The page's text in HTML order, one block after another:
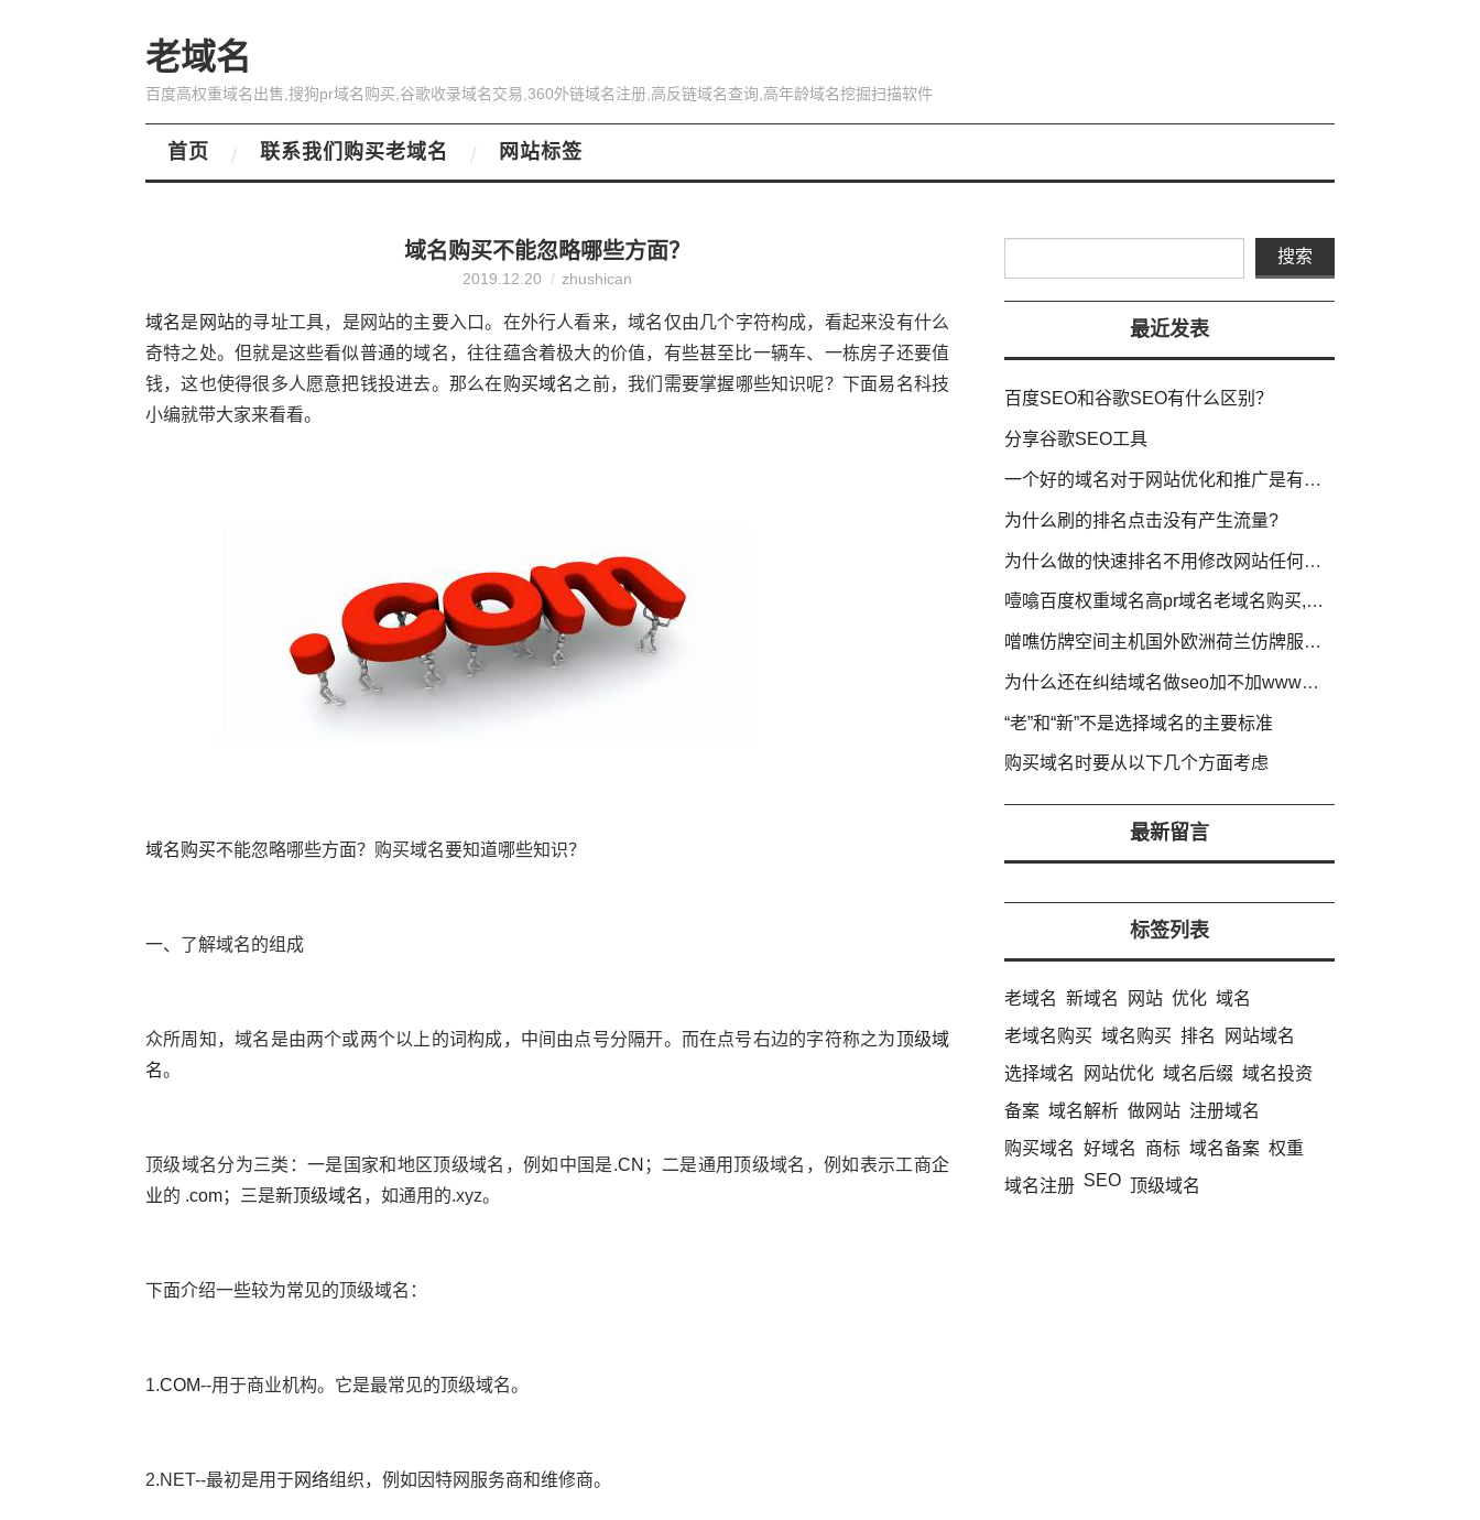
老域名
百度高权重域名出售,搜狗pr域名购买,谷歌收录域名交易,360外链域名注册,高反链域名查询,高年龄域名挖掘扫描软件
首页 联系我们购买老域名 网站标签
域名购买不能忽略哪些方面？
2019.12.20 zhushican
域名是 网站的寻址工具，是网站的主要入口。在外行人看来，域名仅由几个字符构成，看起来没有什么
奇特之处。但就是这些看似普通的域名，往往蕴含着极大的价值，有些甚至比一辆车、一栋房子还要值
钱，这也使得很多人愿意把钱投进去。那么在购买域名之前，我们需要掌握哪些知识呢？下面易名科技
小编就带大家来看看。
域名购买不能忽略哪些方面？购买域名要知道哪些知识？
一、了解域名的组成
众所周知，域名是由两个或两个以上的词构成，中间由点号分隔开。而在点号右边的字符称之为顶级域
名。
顶级域名分为三类：一是国家和地区顶级域名，例如中国是.CN ；二是通用顶级域名，例如表示工商企
业的 .com；三是新顶级域名 ，如通用的.xyz。
下面介绍一些较为常见的顶级域名：
1.COM--用于商业机构。它是最常见的顶级域名。
2.NET--最初是用于网络组织，例如因特网服务商和维修商。
最近发表
百度SEO和谷歌SEO有什么区别？
分享谷歌SEO工具
一个好的域名对于网站优化和推广是有积极影响
为什么刷的排名点击没有产生流量?
为什么做的快速排名不用修改网站任何信息就可以提升排名?
噎噏百度权重域名高pr域名老域名购买,老域名交易,老域名出售,已备案域名,百度搜狗收录域名,外链反链域名
噌噍仿牌空间主机国外欧洲荷兰仿牌服务器美国仿牌vps推荐,外贸抗投诉服务器,免投诉vps,防投诉主机空间
为什么还在纠结域名做seo加不加www呢？
“老”和“新”不是选择域名的主要标准
购买域名时要从以下几个方面考虑
最新留言
标签列表
老域名 新域名 网站 优化 域名
老域名购买 域名购买 排名
网站域名
选择域名
网站优化 域名后缀 域名投资
备案 域名解析 做网站 注册域名
购买域名 好域名 商标 域名备案 权重
域名注册 SEO 顶级域名